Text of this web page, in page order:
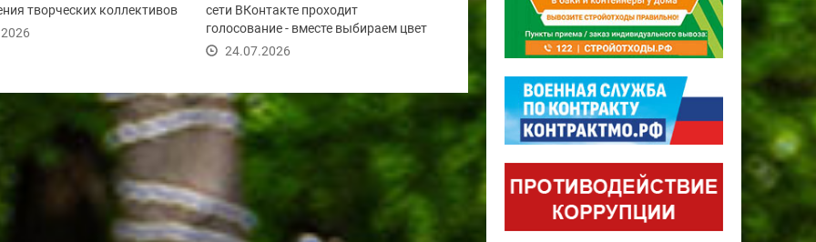
творческих коллективов
мастер-классы,...
сети ВКонтакте проходит
голосование - вместе выбираем цвет
паровозика из...
24.07.2026